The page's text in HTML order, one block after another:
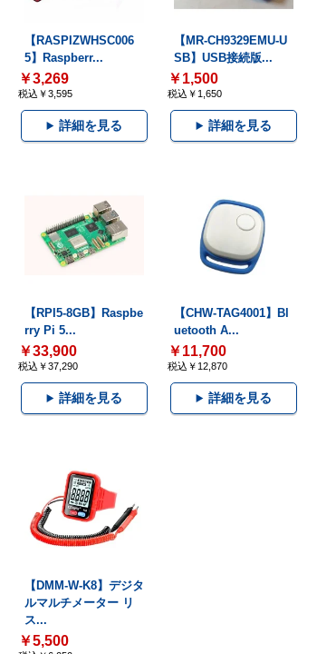
【RASPIZWHSC006
5】Raspberr...
￥3,269
税込￥3,595
詳細を見る
【MR-CH9329EMU-U
SB】USB接続版...
￥1,500
税込￥1,650
詳細を見る
【RPI5-8GB】Raspbe
rry Pi 5...
￥33,900
税込￥37,290
詳細を見る
【CHW-TAG4001】Bl
uetooth A...
￥11,700
税込￥12,870
詳細を見る
【DMM-W-K8】デジタ
ルマルチメーター リ
ス...
￥5,500